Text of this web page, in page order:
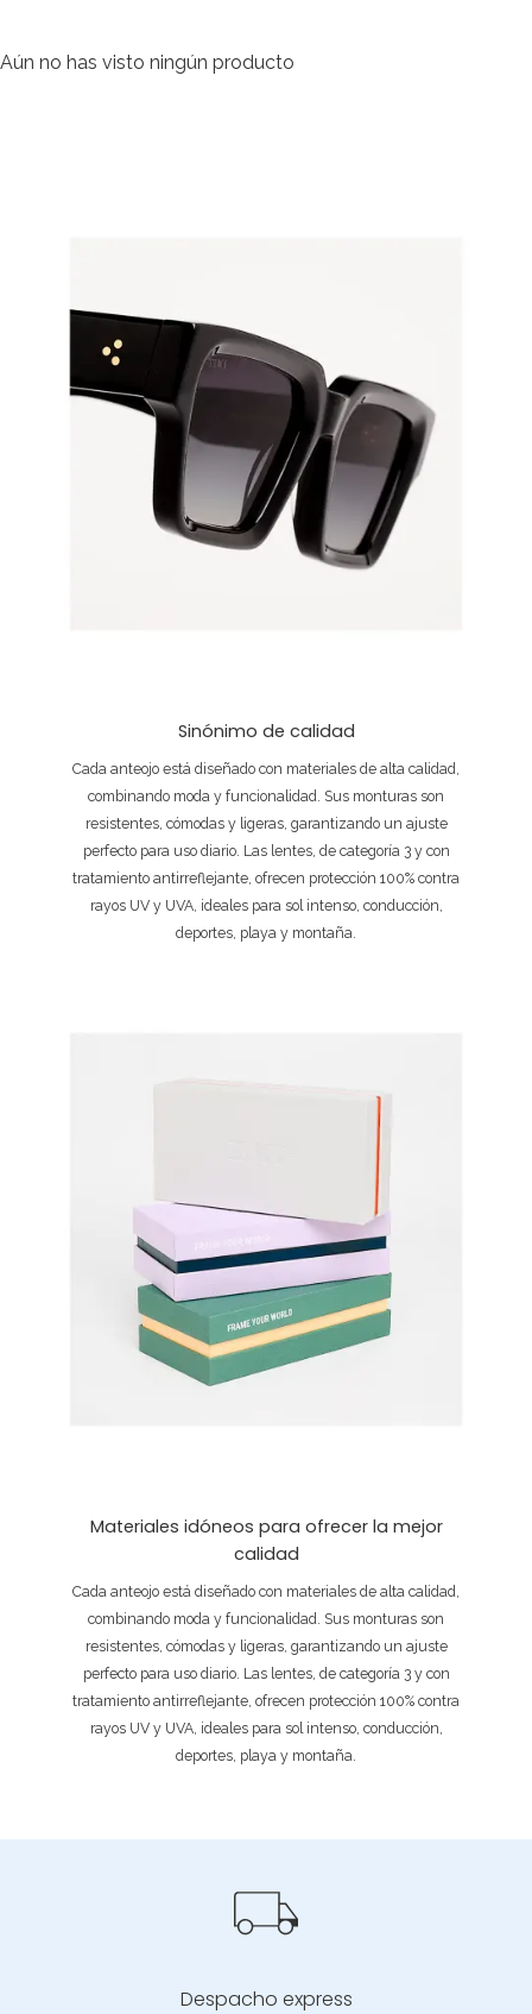
Aún no has visto ningún producto
Sinónimo de calidad
Cada anteojo está diseñado con materiales de alta calidad,
combinando moda y funcionalidad. Sus monturas son
resistentes, cómodas y ligeras, garantizando un ajuste
perfecto para uso diario. Las lentes, de categoría 3 y con
tratamiento antirreflejante, ofrecen protección 100% contra
rayos UV y UVA, ideales para sol intenso, conducción,
deportes, playa y montaña.
Materiales idóneos para ofrecer la mejor
calidad
Cada anteojo está diseñado con materiales de alta calidad,
combinando moda y funcionalidad. Sus monturas son
resistentes, cómodas y ligeras, garantizando un ajuste
perfecto para uso diario. Las lentes, de categoría 3 y con
tratamiento antirreflejante, ofrecen protección 100% contra
rayos UV y UVA, ideales para sol intenso, conducción,
deportes, playa y montaña.
Despacho express